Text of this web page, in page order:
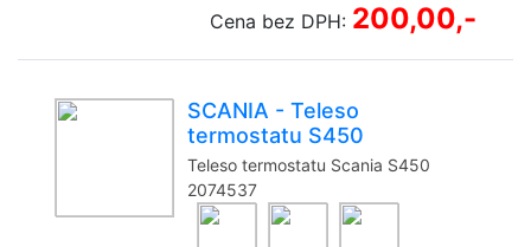
Cena bez DPH: 200,00,-
SCANIA - Teleso
termostatu S450
Teleso termostatu Scania S450
2074537